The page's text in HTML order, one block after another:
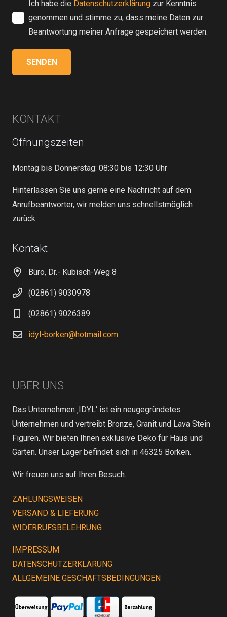
Ich habe die Datenschutzerklärung zur Kenntnis
genommen und stimme zu, dass meine Daten zur
Beantwortung meiner Anfrage gespeichert werden.
KONTAKT
Öffnungszeiten
Montag bis Donnerstag: 08:30 bis 12:30 Uhr
Hinterlassen Sie uns gerne eine Nachricht auf dem
Anrufbeantworter, wir melden uns schnellstmöglich
zurück.
Kontakt
Büro, Dr.- Kubisch-Weg 8
(02861) 9030978
(02861) 9026389
idyl-borken@hotmail.com
ÜBER UNS
Das Unternehmen ‚IDYL‘ ist ein neugegründetes
Unternehmen und vertreibt Bronze, Granit und Lava Stein
Figuren. Wir bieten Ihnen exklusive Deko für Haus und
Garten. Unser Lager befindet sich in 46325 Borken.
Wir freuen uns auf Ihren Besuch.
ZAHLUNGSWEISEN
VERSAND & LIEFERUNG
WIDERRUFSBELEHRUNG
IMPRESSUM
DATENSCHUTZERKLÄRUNG
ALLGEMEINE GESCHÄFTSBEDINGUNGEN